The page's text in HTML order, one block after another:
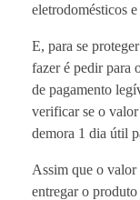
eletrodomésticos
E, para se
fazer é pedir para
de pagamento
verificar se o valor
demora 1 dia útil
Assim que o valor
entregar o